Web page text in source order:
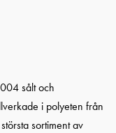
sålt och
i polyeten från
sortiment av